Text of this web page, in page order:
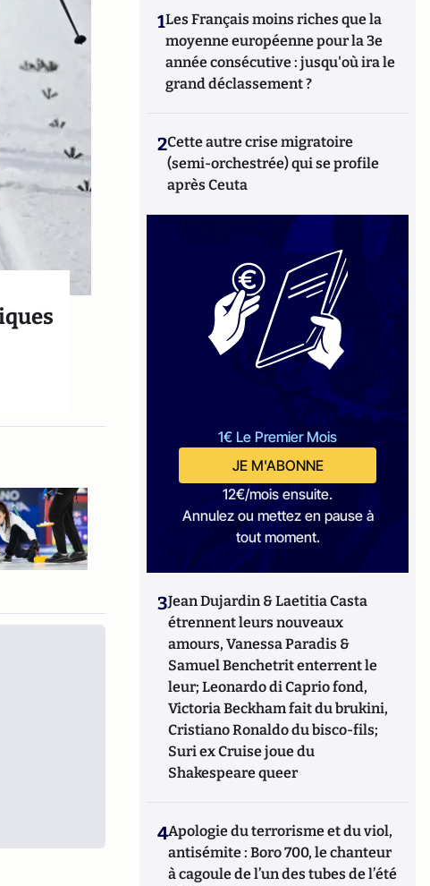
1Les Français moins riches que la
moyenne européenne pour la 3e
année consécutive : jusqu'où ira le
grand déclassement ?
2Cette autre crise migratoire
(semi-orchestrée) qui se profile
après Ceuta
1€ Le Premier Mois
JE M'ABONNE
12€/mois ensuite.
Annulez ou mettez en pause à
tout moment.
3Jean Dujardin & Laetitia Casta
étrennent leurs nouveaux
amours, Vanessa Paradis &
Samuel Benchetrit enterrent le
leur; Leonardo di Caprio fond,
Victoria Beckham fait du brukini,
Cristiano Ronaldo du bisco-fils;
Suri ex Cruise joue du
Shakespeare queer
4Apologie du terrorisme et du viol,
antisémite : Boro 700, le chanteur
à cagoule de l’un des tubes de l’été